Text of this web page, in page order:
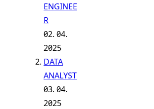
ENGINEE
R
02. 04.
2025
DATA
ANALYST
03. 04.
2025